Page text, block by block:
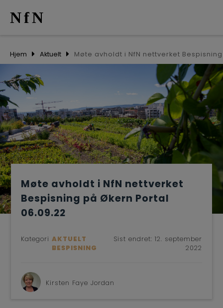
AKTUELT
NETTVERK
OM OSS
NfN
Hjem Aktuelt
Møte avholdt i NfN nettverket
Bespisning på Økern Portal
06.09.22
Kategori AKTUELT
BESPISNING
Sist endret: 12. september
2022
Kirsten Faye Jordan